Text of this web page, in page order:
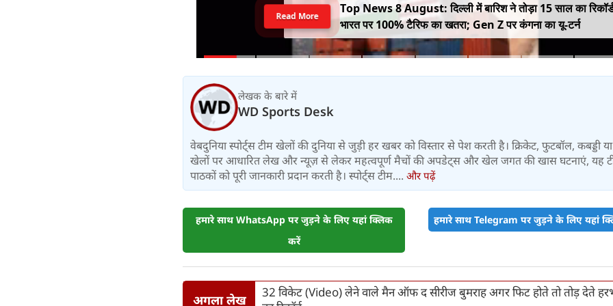
Top News 8 August: दिल्ली में बारिश ने तोड़ा 15 साल का
भारत पर 100% टैरिफ का खतरा; Gen Z पर कंगना का यू-टर्न
Read More
लेखक के बारे में
WD Sports Desk
वेबदुनिया स्पोर्ट्स टीम खेलों की दुनिया से जुड़ी हर खबर को विस्तार से पेश करती है। क्रिकेट, फुटबॉल, कबड्डी
खेलों पर आधारित लेख और न्यूज़ से लेकर महत्वपूर्ण मैचों की अपडेट्स और खेल जगत की खास घटनाएं, यह
पाठकों को पूरी जानकारी प्रदान करती है। स्पोर्ट्स टीम.... और पढ़ें
हमारे साथ WhatsApp पर जुड़ने के लिए यहां क्लिक
करें
हमारे साथ Telegram पर जुड़ने के लिए यहां
अगला लेख
32 विकेट (Video) लेने वाले मैन ऑफ द सीरीज बुमराह अगर फिट होते तो तोड़ देते